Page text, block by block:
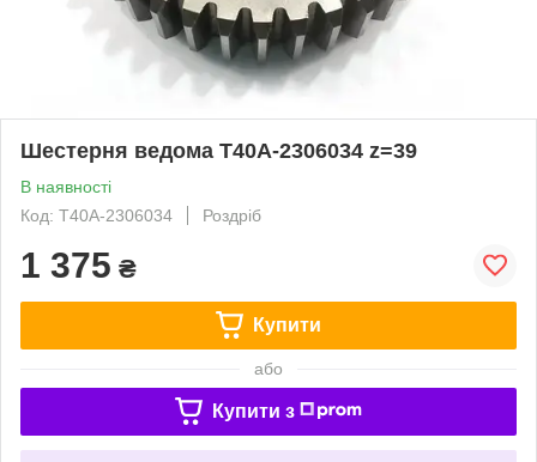
Шестерня ведома Т40А-2306034 z=39
В наявності
Код: Т40А-2306034
Роздріб
1 375 ₴
Купити
або
Купити з